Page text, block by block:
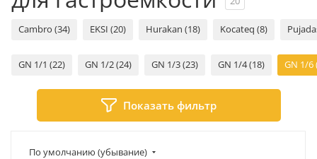
Cambro (34) EKSI (20) Hurakan (18) Kocateq (8)
GN 1/1 (22) GN 1/2 (24) GN 1/3 (23) GN 1/4 (18) GN 1/6
Показать фильтр
По умолчанию (убывание)